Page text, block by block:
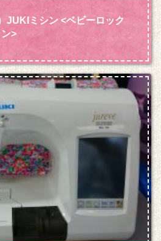
JUKIミシン <ベビーロック
>